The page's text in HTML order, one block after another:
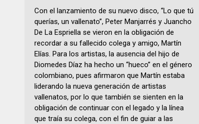
Con el lanzamiento de su nuevo disco, “Lo que tú
querías, un vallenato”, Peter Manjarrés y Juancho
De La Espriella se vieron en la obligación de
recordar a su fallecido colega y amigo, Martín
Elías. Para los artistas, la ausencia del hijo de
Diomedes Díaz ha hecho un “hueco” en el género
colombiano, pues afirmaron que Martín estaba
liderando la nueva generación de artistas
vallenatos, por lo que también se sienten en la
obligación de continuar con el legado y la línea
que traía su colega, con el fin de guiar a las